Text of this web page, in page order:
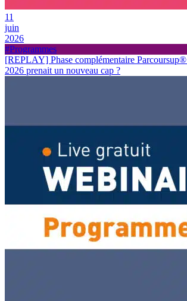
11
juin
2026
#Programmes
[REPLAY] Phase complémentaire Parcoursup®
2026 prenait un nouveau cap ?